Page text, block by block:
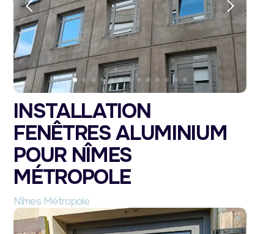
INSTALLATION
FENÊTRES ALUMINIUM
POUR NÎMES
MÉTROPOLE
Nîmes Métropole